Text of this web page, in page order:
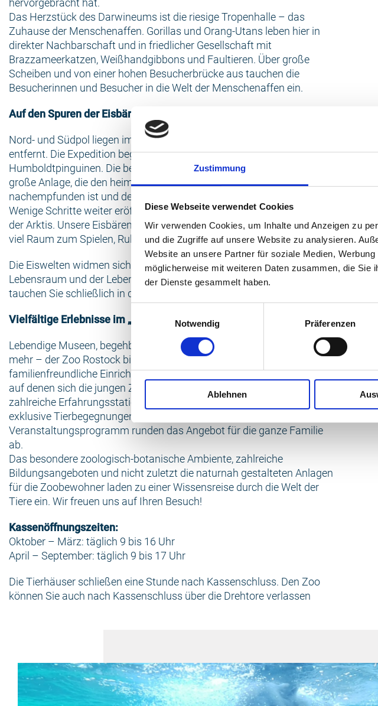
Zustimmung
Diese Webseite verwendet Cookies
Wir verwenden Cookies, um Inhalte und Anzeigen zu
und die Zugriffe auf unsere Website zu analysieren.
Website an unsere Partner für soziale Medien,
möglicherweise mit weiteren Daten zusammen, die Sie
der Dienste gesammelt haben.
Notwendig
Präferenzen
Ablehnen
hervorgebracht hat.
Das Herzstück des Darwineums ist die riesige Tropenhalle – das
Zuhause der Menschenaffen. Gorillas und Orang-Utans leben hier in
direkter Nachbarschaft und in friedlicher Gesellschaft mit
Brazzameerkatzen, Weißhandgibbons und Faultieren. Über große
Scheiben und von einer hohen Besucherbrücke aus tauchen die
Besucherinnen und Besucher in die Welt der Menschenaffen ein.
Auf den Spuren der Eisbären und Pinguine im Polarium
Nord- und Südpol liegen im Polarium nur wenige Meter voneinander
entfernt. Die Expedition beginnt auf der Südhalbkugel bei den
Humboldtpinguinen. Die beliebten Frackträger bewohnen hier eine
große Anlage, die den heimatlichen Gefilden der Pinguine
nachempfunden ist und den Tieren viel Platz und Abwechslung bietet.
Wenige Schritte weiter eröffnet sich Ihnen dann das Reich der Könige
der Arktis. Unsere Eisbären – haben auf mehr als 3.500 Quadratmetern
viel Raum zum Spielen, Ruhen, Erkunden, Schwimmen und Tauchen.
Die Eiswelten widmen sich auf besondere Weise dem bedrohten
Lebensraum und der Lebensweise der Eisbären. In den Meereswelten
tauchen Sie schließlich in das Reich der Ozeane ab.
Vielfältige Erlebnisse im „Besten Zoo Europas“
Lebendige Museen, begehbare Anlage, botanische Schätze und vieles
mehr – der Zoo Rostock bietet Ihnen vielfältige Erlebnisse. Als
familienfreundliche Einrichtungen bieten wir viele Themenspielplätze,
auf denen sich die jungen Zoofreunde richtig austoben können und
zahlreiche Erfahrungsstationen. Tägliche Schaufütterungen und
exklusive Tierbegegnungen, Führungen und ein buntes
Veranstaltungsprogramm runden das Angebot für die ganze Familie
ab.
Das besondere zoologisch-botanische Ambiente, zahlreiche
Bildungsangeboten und nicht zuletzt die naturnah gestalteten Anlagen
für die Zoobewohner laden zu einer Wissensreise durch die Welt der
Tiere ein. Wir freuen uns auf Ihren Besuch!
Kassenöffnungszeiten:
Oktober – März: täglich 9 bis 16 Uhr
April – September: täglich 9 bis 17 Uhr
Die Tierhäuser schließen eine Stunde nach Kassenschluss. Den Zoo
können Sie auch nach Kassenschluss über die Drehtore verlassen